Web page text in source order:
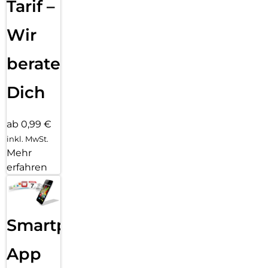
Gesamtleistung von 15W und ist optimal kompatibel mit
magnetisches Case hindurch.
Tarif –
Wir
beraten
Dich
ab 0,99 €
inkl. MwSt.
Mehr
erfahren
Smartphone
App